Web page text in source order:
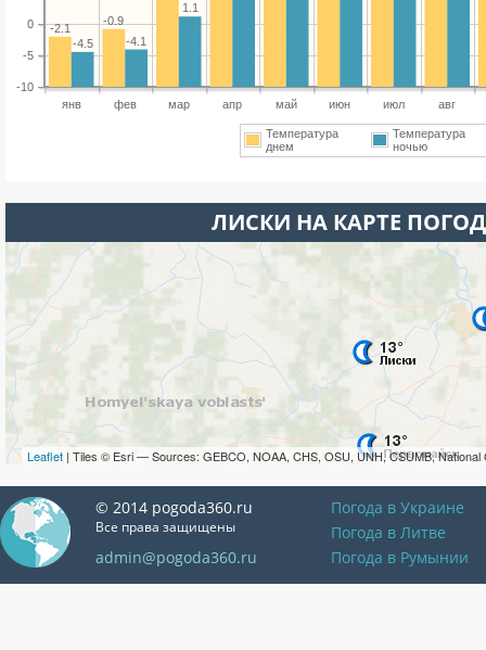
янв фев мар апр май июн июл авг
-10
-5
0 -0.9
-2.1
1.1
-4.1
-4.5
Температура
днем
Температура
ночью
ЛИСКИ НА КАРТЕ
Leaflet | Tiles © Esri — Sources: GEBCO, NOAA, CHS, OSU, UNH, CSUMB, National
© 2014 pogoda360.ru
Все права защищены
admin@pogoda360.ru
Погода в Украине
Погода в Литве
Погода в Румынии